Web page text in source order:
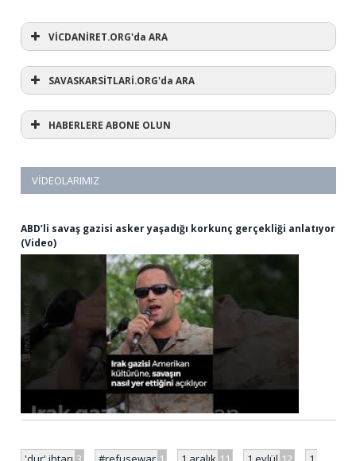
VİCDANİRET.ORG'da ARA
SAVASKARSİTLARİ.ORG'da ARA
HABERLERE ABONE OLUN
VIDEOLARIMIZ
ABD’li savaş gazisi asker yaşadığı korkunç gerçekliği anlatıyor
(Video)